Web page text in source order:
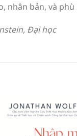
nhân bản, và
Đại học